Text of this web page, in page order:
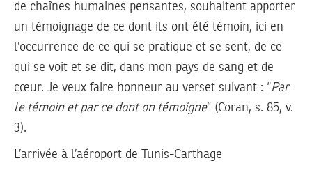
de chaînes humaines pensantes, souhaitent apporter
un témoignage de ce dont ils ont été témoin, ici en
l’occurrence de ce qui se pratique et se sent, de ce
qui se voit et se dit, dans mon pays de sang et de
cœur. Je veux faire honneur au verset suivant : “Par
le témoin et par ce dont on témoigne” (Coran, s. 85, v.
3).
L’arrivée à l’aéroport de Tunis-Carthage